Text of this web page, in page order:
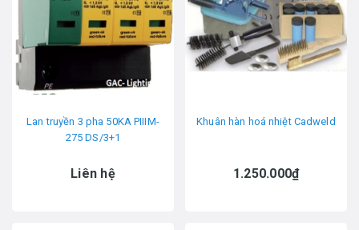
Lan truyền 3 pha 50KA PIIIM-
275 DS/3+1
Liên hệ
Khuân hàn hoá nhiệt Cadweld
1.250.000₫